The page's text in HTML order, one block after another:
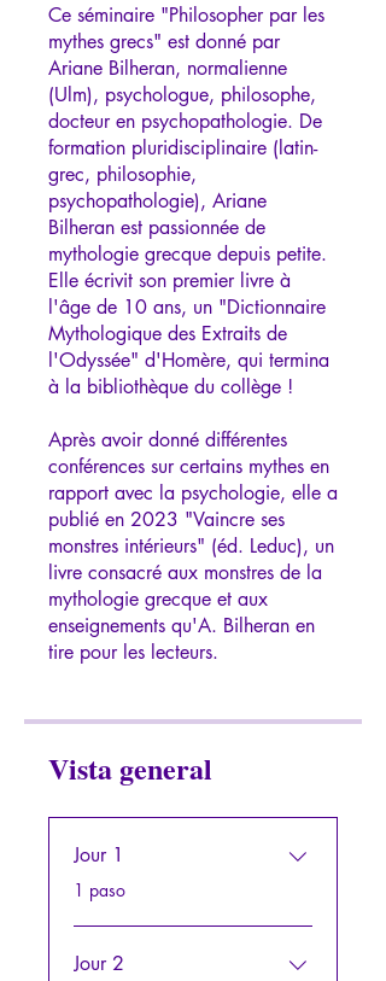
Ce séminaire "Philosopher par les
mythes grecs" est donné par
Ariane Bilheran, normalienne
(Ulm), psychologue, philosophe,
docteur en psychopathologie. De
formation pluridisciplinaire (latin-
grec, philosophie,
psychopathologie), Ariane
Bilheran est passionnée de
mythologie grecque depuis petite.
Elle écrivit son premier livre à
l'âge de 10 ans, un "Dictionnaire
Mythologique des Extraits de
l'Odyssée" d'Homère, qui termina
à la bibliothèque du collège !
Après avoir donné différentes
conférences sur certains mythes en
rapport avec la psychologie, elle a
publié en 2023 "Vaincre ses
monstres intérieurs" (éd. Leduc), un
livre consacré aux monstres de la
mythologie grecque et aux
enseignements qu'A. Bilheran en
Vista general
Jour 1
.1 paso
Jour 2